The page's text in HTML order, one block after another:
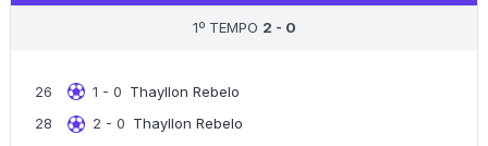
1º TEMPO 2 - 0
26 1 - 0 Thayllon Rebelo
28
2 - 0 Thayllon Rebelo